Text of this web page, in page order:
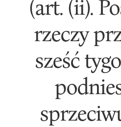
(art. (ii).
rzeczy
sześć